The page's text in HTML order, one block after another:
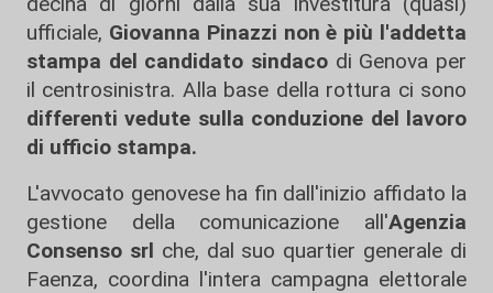
ufficiale, Giovanna Pinazzi non è più l'addetta
stampa del candidato sindaco di Genova per
il centrosinistra. Alla base della rottura ci sono
differenti vedute sulla conduzione del lavoro
di ufficio stampa.
L'avvocato genovese ha fin dall'inizio affidato la
gestione della comunicazione all'Agenzia
Consenso srl che, dal suo quartier generale di
Faenza, coordina l'intera campagna elettorale